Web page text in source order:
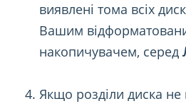
виявлені тома всіх
Вашим
накопичувачем, серед
Якщо розділи диска